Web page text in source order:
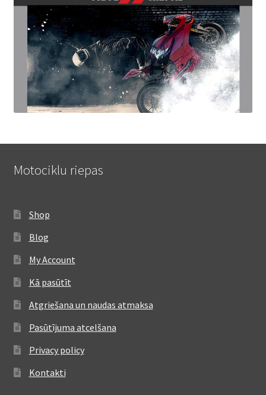
Motociklu riepas
Shop
Blog
My Account
Kā pasūtīt
Atgriešana un naudas atmaksa
Pasūtījuma atcelšana
Privacy policy
Kontakti